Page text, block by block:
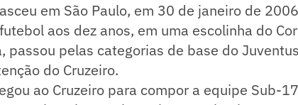
em São Paulo, em 30 de janeiro de
aos dez anos, em uma escolinha do
passou pelas categorias de base do
do Cruzeiro.
ao Cruzeiro para compor a equipe Sub-